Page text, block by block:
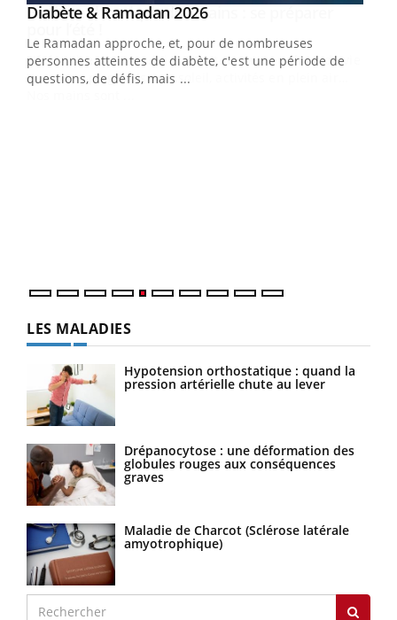
Youtube
Diabète & Ramadan 2026Youtube
Le Ramadan approche, et, pour de nombreuses
personnes atteintes de diabète, c'est une période de
questions, de défis, mais ...
LES MALADIES
Hypotension orthostatique : quand la
pression artérielle chute au lever
Drépanocytose : une déformation des
globules rouges aux conséquences
graves
Maladie de Charcot (Sclérose latérale
amyotrophique)